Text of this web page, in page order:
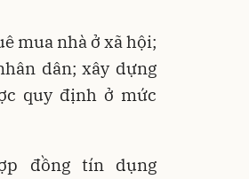
mua nhà ở xã hội;
dân; xây dựng
quy định ở mức
đồng tín dụng